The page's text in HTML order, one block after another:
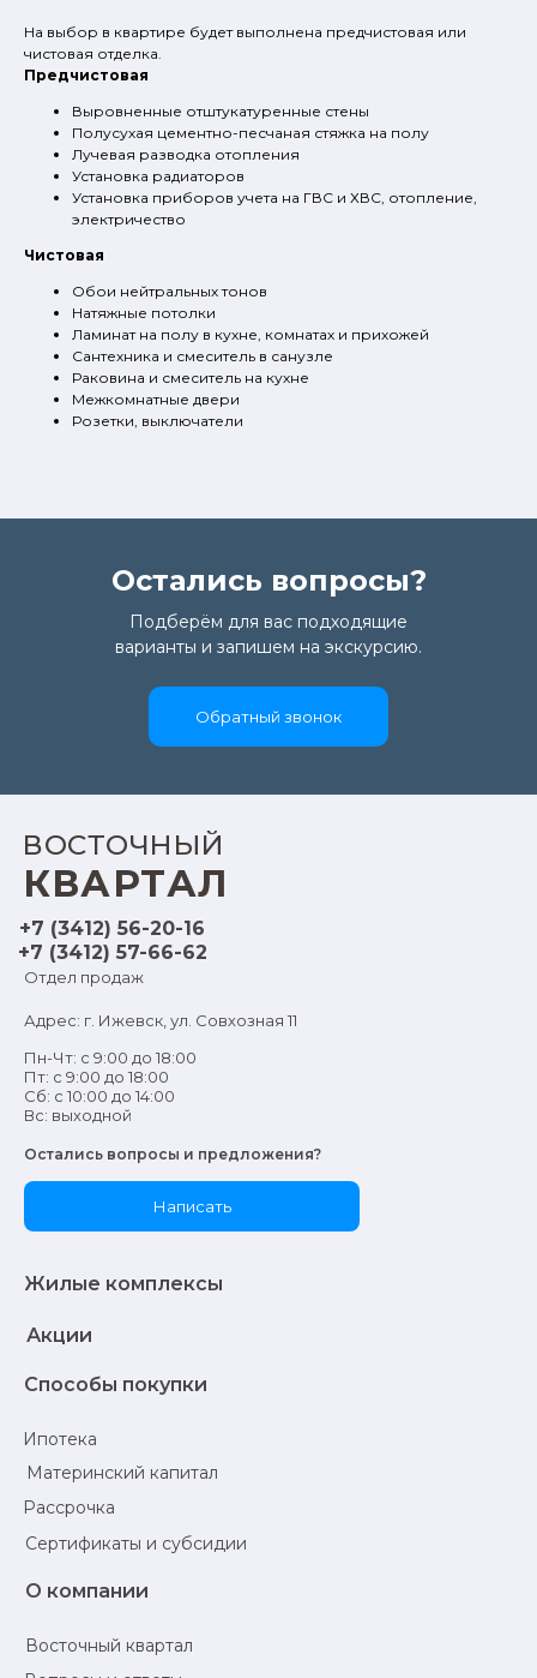
На выбор в квартире будет выполнена предчистовая или
чистовая отделка.
Предчистовая
Выровненные отштукатуренные стены
Полусухая цементно-песчаная стяжка на полу
Лучевая разводка отопления
Установка радиаторов
Установка приборов учета на ГВС и ХВС, отопление,
электричество
Чистовая
Обои нейтральных тонов
Натяжные потолки
Ламинат на полу в кухне, комнатах и прихожей
Сантехника и смеситель в санузле
Раковина и смеситель на кухне
Межкомнатные двери
Розетки, выключатели
Подберём для вас подходящие
варианты и запишем на экскурсию.
Остались вопросы?
Обратный звонок
Жилые комплексы
КВАРТАЛ
ВОСТОЧНЫЙ
Написать
Остались вопросы и предложения?
Пн-Чт: с 9:00 до 18:00
Пт: с 9:00 до 18:00
Сб: с 10:00 до 14:00
Вс: выходной
Акции
Адрес: г. Ижевск, ул. Совхозная 11
Рассрочка
Материнский капитал
Ипотека
Способы покупки
Восточный квартал
+7 (3412) 57-66-62
+7 (3412) 56-20-16
Отдел продаж
О компании
Сертификаты и субсидии